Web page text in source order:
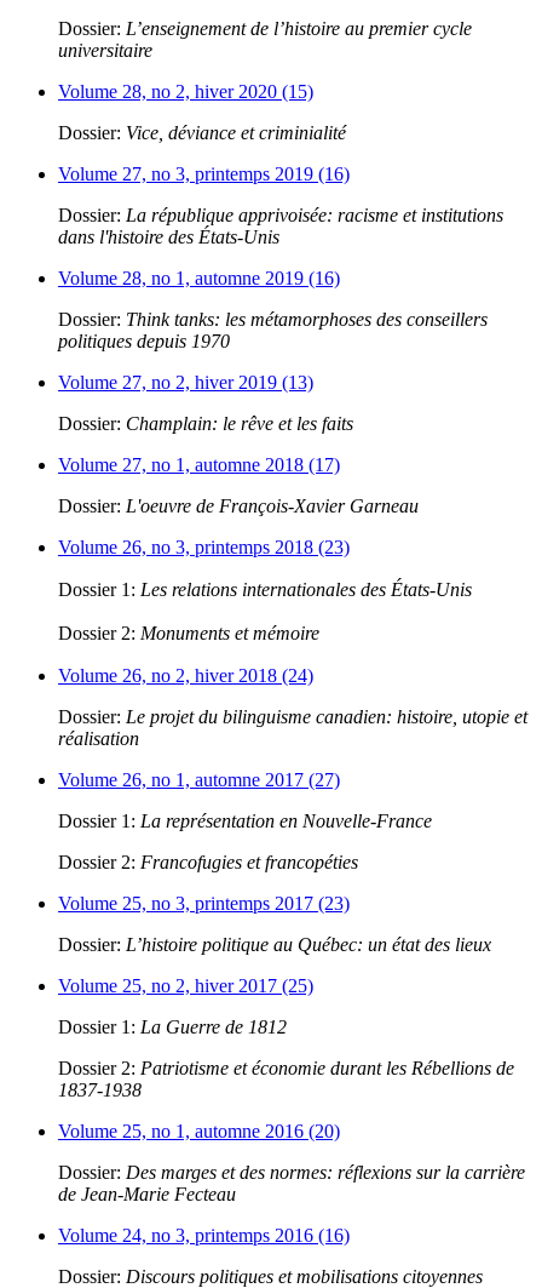
Dossier: L’enseignement de l’histoire au premier cycle
universitaire
Volume 28, no 2, hiver 2020 (15)
Dossier: Vice, déviance et criminialité
Volume 27, no 3, printemps 2019 (16)
Dossier: La république apprivoisée: racisme et institutions
dans l'histoire des États-Unis
Volume 28, no 1, automne 2019 (16)
Dossier: Think tanks: les métamorphoses des conseillers
politiques depuis 1970
Volume 27, no 2, hiver 2019 (13)
Dossier: Champlain: le rêve et les faits
Volume 27, no 1, automne 2018 (17)
Dossier: L'oeuvre de François-Xavier Garneau
Volume 26, no 3, printemps 2018 (23)
Dossier 1: Les relations internationales des États-Unis
Dossier 2: Monuments et mémoire
Volume 26, no 2, hiver 2018 (24)
Dossier: Le projet du bilinguisme canadien: histoire, utopie et
réalisation
Volume 26, no 1, automne 2017 (27)
Dossier 1: La représentation en Nouvelle-France
Dossier 2: Francofugies et francopéties
Volume 25, no 3, printemps 2017 (23)
Dossier: L’histoire politique au Québec: un état des lieux
Volume 25, no 2, hiver 2017 (25)
Dossier 1: La Guerre de 1812
Dossier 2: Patriotisme et économie durant les Rébellions de
1837-1938
Volume 25, no 1, automne 2016 (20)
Dossier: Des marges et des normes: réflexions sur la carrière
de Jean-Marie Fecteau
Volume 24, no 3, printemps 2016 (16)
Dossier: Discours politiques et mobilisations citoyennes